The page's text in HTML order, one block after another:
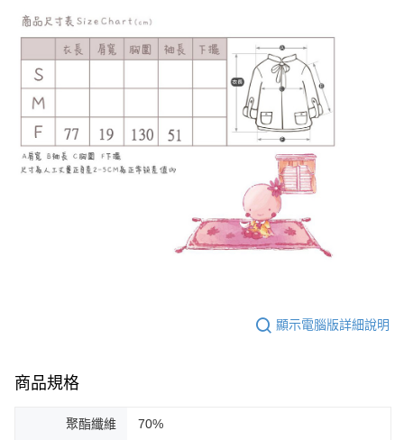
顯示電腦版詳細說明
商品規格
聚酯纖維 70%